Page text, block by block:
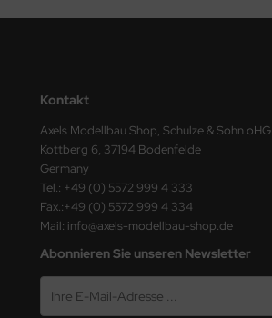
Kontakt
Axels Modellbau Shop, Schulze & Sohn oHG
Kottberg 6, 37194 Bodenfelde
Germany
Tel.: +49 (0) 5572 999 4 333
Fax.:+49 (0) 5572 999 4 334
Mail: info@axels-modellbau-shop.de
Abonnieren Sie unseren Newsletter
Models
Hobby / Gunze Sangyo
Beemax